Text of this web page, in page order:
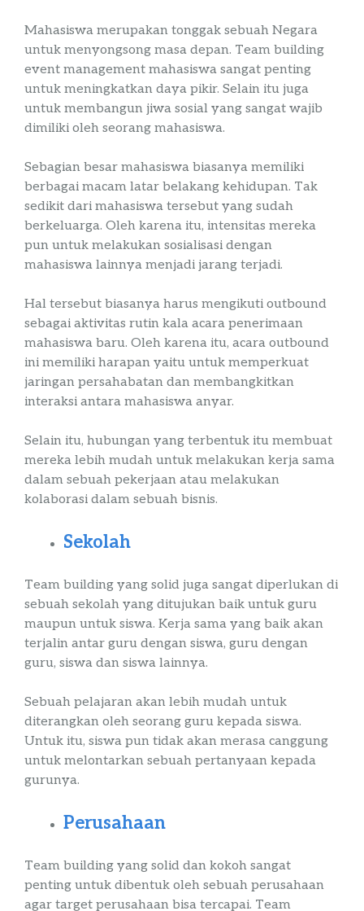
Mahasiswa merupakan tonggak sebuah Negara
untuk menyongsong masa depan. Team building
event management mahasiswa sangat penting
untuk meningkatkan daya pikir. Selain itu juga
untuk membangun jiwa sosial yang sangat wajib
dimiliki oleh seorang mahasiswa.
Sebagian besar mahasiswa biasanya memiliki
berbagai macam latar belakang kehidupan. Tak
sedikit dari mahasiswa tersebut yang sudah
berkeluarga. Oleh karena itu, intensitas mereka
pun untuk melakukan sosialisasi dengan
mahasiswa lainnya menjadi jarang terjadi.
Hal tersebut biasanya harus mengikuti outbound
sebagai aktivitas rutin kala acara penerimaan
mahasiswa baru. Oleh karena itu, acara outbound
ini memiliki harapan yaitu untuk memperkuat
jaringan persahabatan dan membangkitkan
interaksi antara mahasiswa anyar.
Selain itu, hubungan yang terbentuk itu membuat
mereka lebih mudah untuk melakukan kerja sama
dalam sebuah pekerjaan atau melakukan
kolaborasi dalam sebuah bisnis.
Sekolah
Team building yang solid juga sangat diperlukan di
sebuah sekolah yang ditujukan baik untuk guru
maupun untuk siswa. Kerja sama yang baik akan
terjalin antar guru dengan siswa, guru dengan
guru, siswa dan siswa lainnya.
Sebuah pelajaran akan lebih mudah untuk
diterangkan oleh seorang guru kepada siswa.
Untuk itu, siswa pun tidak akan merasa canggung
untuk melontarkan sebuah pertanyaan kepada
gurunya.
Perusahaan
Team building yang solid dan kokoh sangat
penting untuk dibentuk oleh sebuah perusahaan
agar target perusahaan bisa tercapai. Team